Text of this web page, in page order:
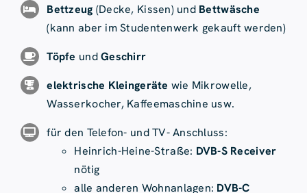
Bettzeug (Decke, Kissen) und Bettwäsche
(kann aber im Studentenwerk gekauft werden)
Töpfe undGeschirr
elektrische Kleingeräte wie Mikrowelle,
Wasserkocher, Kaffeemaschine usw.
für den Telefon- und TV- Anschluss:
Heinrich-Heine-Straße: DVB-S Receiver
nötig
alle anderen Wohnanlagen: DVB-C